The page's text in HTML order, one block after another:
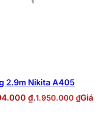
2.9m Nikita A405
₫.1.950.000 ₫Giá